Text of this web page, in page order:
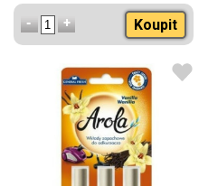
Koupit